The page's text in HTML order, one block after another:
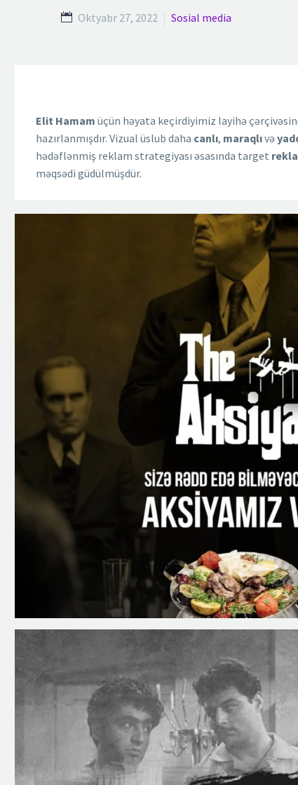
Oktyabr 27, 2022 Sosial media
Elit Hamam üçün həyata keçirdiyimiz layihə
hazırlanmışdır. Vizual üslub daha canlı, maraqlıvə
hədəflənmiş reklam strategiyası əsasında target
məqsədi güdülmüşdür.